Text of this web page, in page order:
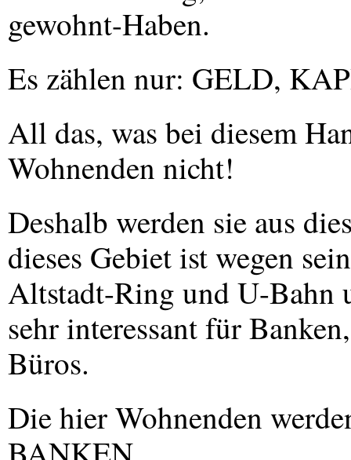
gewohnt-Haben.
Es zählen nur: GELD,
All das, was bei diesem
Wohnenden nicht!
Deshalb werden sie aus
dieses Gebiet ist wegen
Altstadt-Ring und U-Bahn
sehr interessant für
Büros.
Die hier Wohnenden